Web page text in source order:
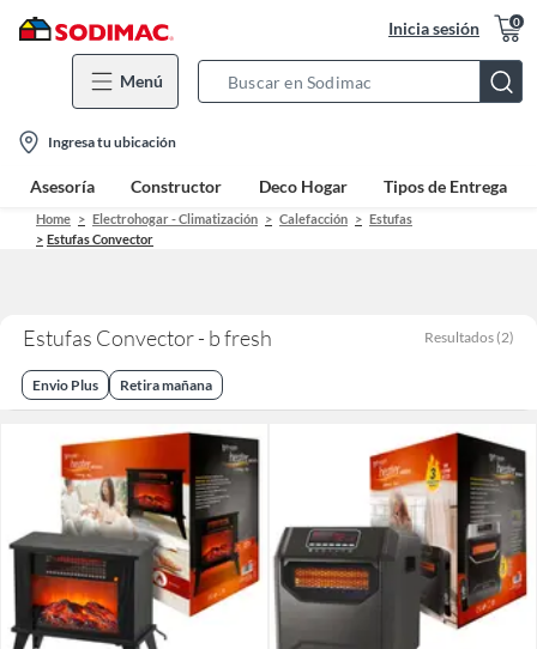
Inicia sesión 0
Menú
Bar
location-
icon
Ingresa tu ubicación
Asesoría Constructor Deco Hogar Tipos de Entrega
Home Electrohogar - Climatización Calefacción
Estufas
Estufas Convector
Estufas Convector - b fresh Resultados (2)
Envio Plus Retira mañana